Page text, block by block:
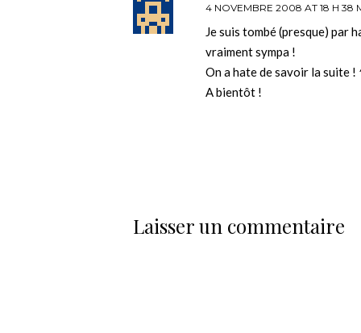
4 NOVEMBRE 2008 AT 18 H 38
Je suis tombé (presque) par
vraiment sympa !
On a hate de savoir la suite !
A bientôt !
Laisser un commentaire